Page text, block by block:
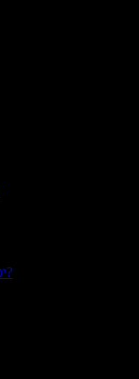
האם Google Docs יכול להקריא לי טקסט?